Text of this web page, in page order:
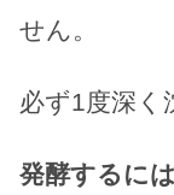
せん。
必ず1度深く
発酵するに